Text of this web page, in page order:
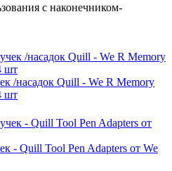
с наконечником-
/насадок Quill - We R Memory
шт
- Quill Tool Pen Adapters от We